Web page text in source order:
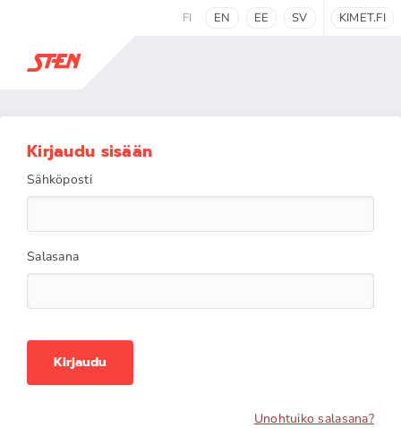
FI EN EE SV KIMET.FI
Kirjaudu sisään
Sähköposti
Salasana
Kirjaudu
Unohtuiko salasana?